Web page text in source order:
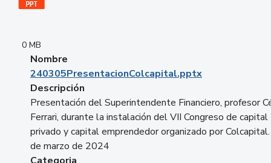
0 MB
Nombre
240305PresentacionColcapital.pptx
Descripción
Presentación del Superintendente Financiero, profesor
Ferrari, durante la instalación del VII Congreso de capital
privado y capital emprendedor organizado por
de marzo de 2024